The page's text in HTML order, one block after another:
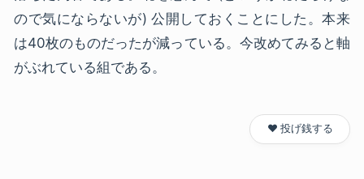
ので気にならないが) 公開しておくことにした。本来
は40枚のものだったが減っている。今改めてみると軸
がぶれている組である。
❤️ 投げ銭する